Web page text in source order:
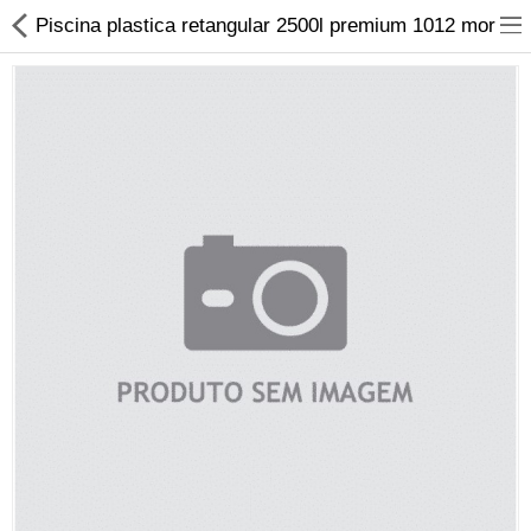
Banheiro, Metais e Filtros
Piscina plastica retangular 2500l premium 1012 mor